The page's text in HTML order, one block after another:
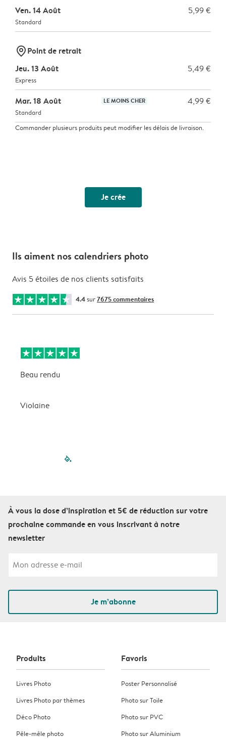
Ven. 14 Août 5,99 €
Standard
marker-pinPoint de retrait
Jeu. 13 Août
5,49 €
Express
Mar. 18 Août LE MOINS CHER 4,99 €
Standard
Commander plusieurs produits peut modifier les délais de livraison.
Je crée
Ils aiment nos calendriers photo
Avis 5 étoiles de nos clients satisfaits
4.4sur7675 commentaires
Beau rendu
Violaine
filled-pagination
À vous la dose d’inspiration et 5€ de réduction sur votre
prochaine commande en vous inscrivant à notre
newsletter
Je m’abonne
Produits
Livres Photo
Livres Photo par thèmes
Déco Photo
Pêle-mêle photo
Favoris
Poster Personnalisé
Photo sur Toile
Photo sur PVC
Photo sur Aluminium